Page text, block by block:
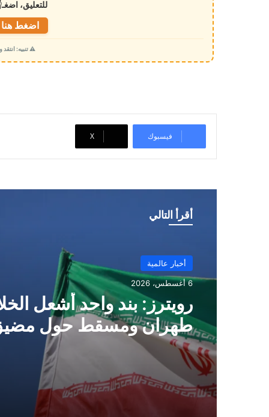
ح
للتعليق،
اضغط هنا
⚠️ تنبيه:
فيسبوك ‫X
أقرأ التالي
أخبار عالمية
6 أغسطس، 2026
رويترز: بند واحد أشعل
طهران ومسقط حول
.. ماهو ؟